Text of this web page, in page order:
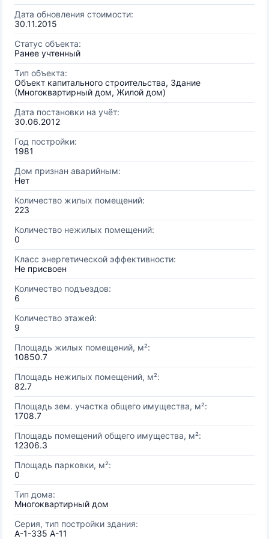
Дата обновления стоимости:
30.11.2015
Статус объекта:
Ранее учтенный
Тип объекта:
Объект капитального строительства, Здание
(Многоквартирный дом, Жилой дом)
Дата постановки на учёт:
30.06.2012
Год постройки:
1981
Дом признан аварийным:
Нет
Количество жилых помещений:
223
Количество нежилых помещений:
0
Класс энергетической эффективности:
Не присвоен
Количество подъездов:
6
Количество этажей:
9
Площадь жилых помещений, м²:
10850.7
Площадь нежилых помещений, м²:
82.7
Площадь зем. участка общего имущества, м²:
1708.7
Площадь помещений общего имущества, м²:
12306.3
Площадь парковки, м²:
0
Тип дома:
Многоквартирный дом
Серия, тип постройки здания:
А-1-335 А-11